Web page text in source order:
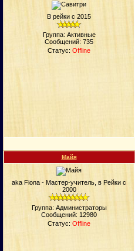
В рейки с 2015
Группа: Активные
Сообщений: 735
Статус: Offline
Майя
aka Fiona - Мастер-учитель, в Рейки с
2000
Группа: Администраторы
Сообщений: 12980
Статус: Offline